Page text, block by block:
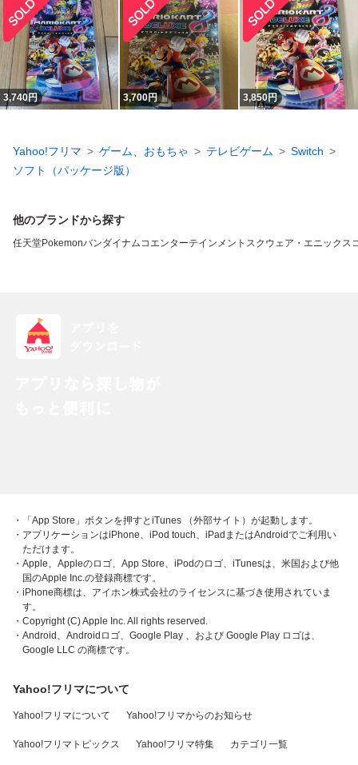
3,740円 3,700円 3,850円
Yahoo!フリマ ゲーム、おもちゃ テレビゲーム
Switch
ソフト（パッケージ版）
他のブランドから探す
任天堂Pokemonバンダイナムコエンターテインメント スクウェア・エニックス
・「App Store」ボタンを押すとiTunes （外部サイト）が起動します。
・アプリケーションはiPhone、iPod touch、iPadまたはAndroidでご利用い
ただけます。
・Apple、Appleのロゴ、App Store、iPodのロゴ、iTunesは、米国および他
国のApple Inc.の登録商標です。
・iPhone商標は、アイホン株式会社のライセンスに基づき使用されていま
す。
・Copyright (C) Apple Inc. All rights reserved.
・Android、Androidロゴ、Google Play 、および Google Play ロゴは、
Google LLC の商標です。
Yahoo!フリマについて
Yahoo!フリマについて Yahoo!フリマからのお知らせ
Yahoo!フリマトピックス Yahoo!フリマ特集 カテゴリ一覧